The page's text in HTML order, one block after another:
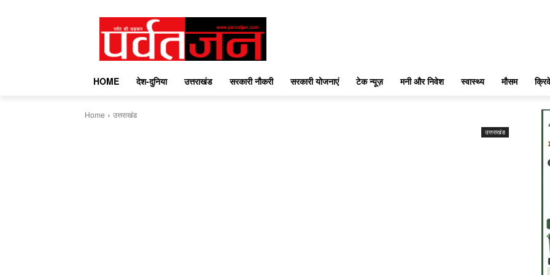
HOME देश-दुनिया उत्तराखंड सरकारी नौकरी सरकारी योजनाएं टेक न्यूज़ मनी और निवेश स्वास्थ्य मौसम
Home उत्तराखंड
उत्तराखंड